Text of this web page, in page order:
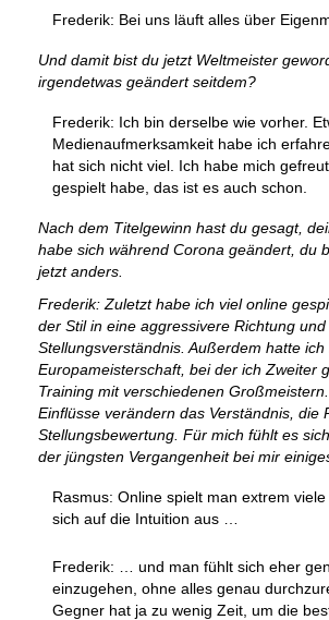
Frederik: Bei uns läuft alles über
Und damit bist du jetzt Weltmeister
irgendetwas geändert seitdem?
Frederik: Ich bin derselbe wie vorher.
Medienaufmerksamkeit habe ich
hat sich nicht viel. Ich habe mich
gespielt habe, das ist es auch schon.
Nach dem Titelgewinn hast du gesagt,
habe sich während Corona geändert, du
jetzt anders.
Frederik: Zuletzt habe ich viel online
der Stil in eine aggressivere Richtung
Stellungsverständnis. Außerdem hatte
Europameisterschaft, bei der ich Zweiter
Training mit verschiedenen
Einflüsse verändern das Verständnis, die
Stellungsbewertung. Für mich fühlt es
der jüngsten Vergangenheit bei mir
Rasmus: Online spielt man extrem
sich auf die Intuition aus …
Frederik: … und man fühlt sich eher
einzugehen, ohne alles genau
Gegner hat ja zu wenig Zeit, um die